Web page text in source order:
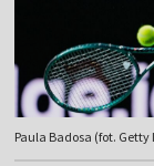
Paula Badosa (fot. Getty